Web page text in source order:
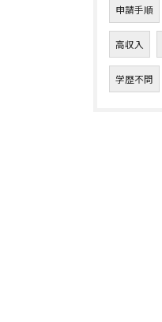
申請手順
高収入
学歴不問